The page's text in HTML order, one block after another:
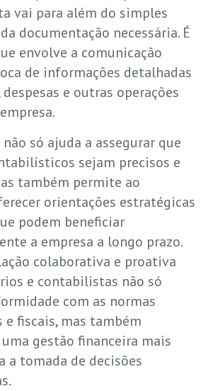
vai para além do simples
documentação necessária. É
envolve a comunicação
de informações detalhadas
e outras operações
só ajuda a assegurar que
sejam precisos e
também permite ao
orientações estratégicas
podem beneficiar
a empresa a longo prazo.
colaborativa e proativa
e contabilistas não só
com as normas
fiscais, mas também
gestão financeira mais
a tomada de decisões